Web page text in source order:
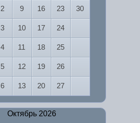
2 9 16 23 30
3 10 17 24
4 11 18 25
5 12 19 26
6 13 20 27
Октябрь 2026